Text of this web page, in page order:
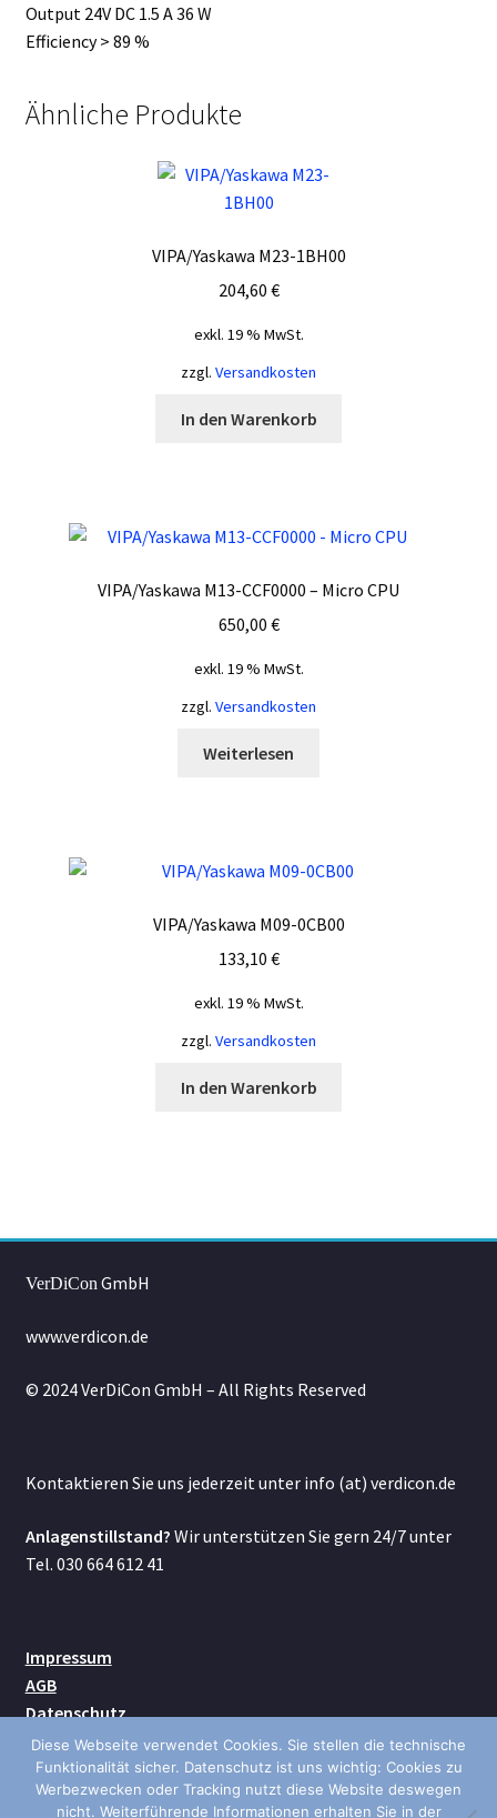
Output 24V DC 1.5 A 36 W
Efficiency > 89 %
Ähnliche Produkte
VIPA/Yaskawa M23-1BH00
204,60 €
exkl. 19 % MwSt.
zzgl. Versandkosten
In den Warenkorb
VIPA/Yaskawa M13-CCF0000 – Micro CPU
650,00 €
exkl. 19 % MwSt.
zzgl. Versandkosten
Weiterlesen
VIPA/Yaskawa M09-0CB00
133,10 €
exkl. 19 % MwSt.
zzgl. Versandkosten
In den Warenkorb
VerDiConGmbH
www.verdicon.de
© 2024 VerDiCon GmbH – All Rights Reserved
Kontaktieren Sie uns jederzeit unter info (at) verdicon.de
Anlagenstillstand? Wir unterstützen Sie gern 24/7 unter
Tel. 030 664 612 41
Impressum
AGB
Datenschutz
Kontakt
Versand
Diese Webseite verwendet Cookies. Sie stellen die technische
Funktionalität sicher. Datenschutz ist uns wichtig: Cookies zu
Werbezwecken oder Tracking nutzt diese Website deswegen
nicht. Weiterführende Informationen erhalten Sie in der